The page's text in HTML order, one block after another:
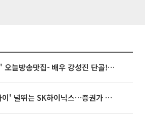
'2TV 생생정보' 오늘방송맛집- 배우 강성진 단골! 쌀국수ㆍ푸팟퐁 커리 맛집 '블○○○'
'불안과 기대 사이' 널뛰는 SK하이닉스…증권가 "HBM4·LTA 기반 펀터멘털 견고"